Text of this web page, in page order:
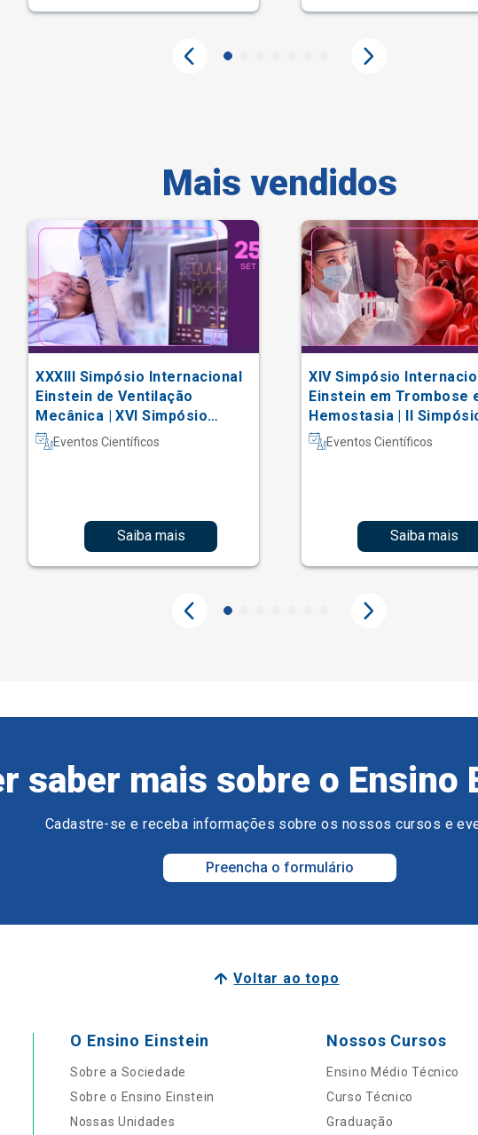
Mais vendidos
XXXIII Simpósio Internacional
Einstein de Ventilação
Mecânica | XVI Simpósio
Internacional Einstein de
Fisioterapia em Terapia
Eventos Científicos
Saiba mais
XIV Simpósio
Einstein em Trombose
Hemostasia | II
Hematologia
Eventos Científicos
Saiba mais
saber mais sobre o Ensino
Cadastre-se e receba informações sobre os nossos cursos e
Preencha o formulário
Voltar ao topo
O Ensino Einstein
Sobre a Sociedade
Sobre o Ensino Einstein
Nossas Unidades
Nossos Cursos
Ensino Médio Técnico
Curso Técnico
Graduação